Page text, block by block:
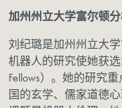
加州州立大学富尔顿
刘纪璐是加州州立大
机器人的研究使她获
Fellows）。她的研究
国的玄学、儒家道德